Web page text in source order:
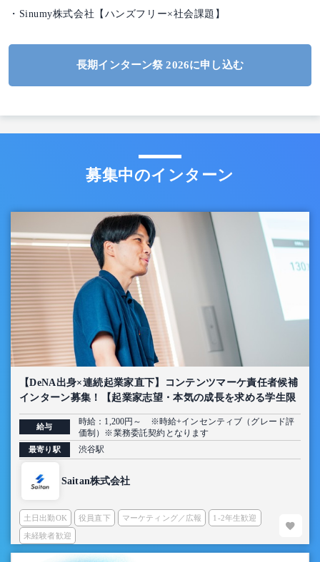
・Sinumy株式会社【ハンズフリー×社会課題】
長期インターン祭 2026に申し込む
募集中のインターン
【DeNA出身×連続起業家直下】コンテンツマーケ責任者候補
インターン募集！【起業家志望・本気の成長を求める学生限
定】
給与
時給：1,200円～ ※時給+インセンティブ（グレード評
価制）※業務委託契約となります
最寄り駅 渋谷駅
Saitan株式会社
土日出勤OK 役員直下 マーケティング／広報 1-2年生歓迎
未経験者歓迎